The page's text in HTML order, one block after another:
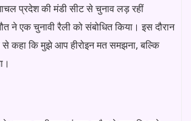
प्रदेश की मंडी सीट से चुनाव लड़ रहीं
ने एक चुनावी रैली को संबोधित किया। इस दौरान
से कहा कि मुझे आप हीरोइन मत समझना, बल्कि